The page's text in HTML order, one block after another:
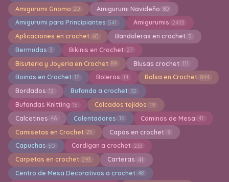
Amigurumi Gnomo 20 Amigurumi Navideño 80
Amigurumi para Principiantes 541 Amigurumis 2493
Aplicaciones en crochet 60 Bandoleras en crochet 5
Bermudas 3 Bikinis en Crochet 27
Bisuteria y Joyeria en Crochet 89 Blusas crochet 111
Boinas en Crochet 12 Boleros 14 Bolsa en Crochet 844
Bordados 12 Bufanda a crochet 32
Bufandas Knitting 15 Calcados tejidos 19
Calcetines 46 Calentadores 16 Caminos de Mesa 41
Camisetas en Crochet 25 Capas en crochet 9
Capuchas 50 Cardigan a crochet 233
Carpetas en crochet 293 Carteras 41
Centro de Mesa Decorativos a crochet 48